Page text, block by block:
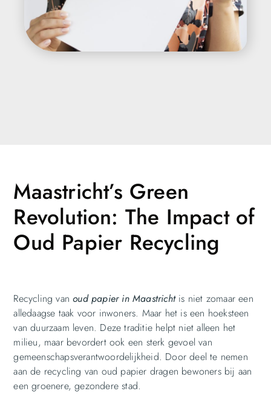
Maastricht’s Green
Revolution: The Impact of
Oud Papier Recycling
Recycling vanoud papier in Maastrichtis niet zomaar een
alledaagse taak voor inwoners. Maar het is een hoeksteen
van duurzaam leven. Deze traditie helpt niet alleen het
milieu, maar bevordert ook een sterk gevoel van
gemeenschapsverantwoordelijkheid. Door deel te nemen
aan de recycling van oud papier dragen bewoners bij aan
een groenere, gezondere stad.